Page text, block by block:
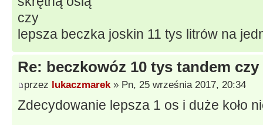
czy
lepsza beczka joskin 11 tys litrów na
Re: beczkowóz 10 tys tandem
przez lukaczmarek » Pn, 25 września 2017, 20:34
Zdecydowanie lepsza 1 os i duże koło